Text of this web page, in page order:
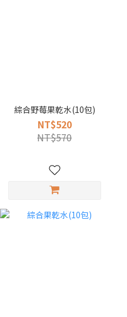
綜合野莓果乾水(10包)
NT$520
NT$570